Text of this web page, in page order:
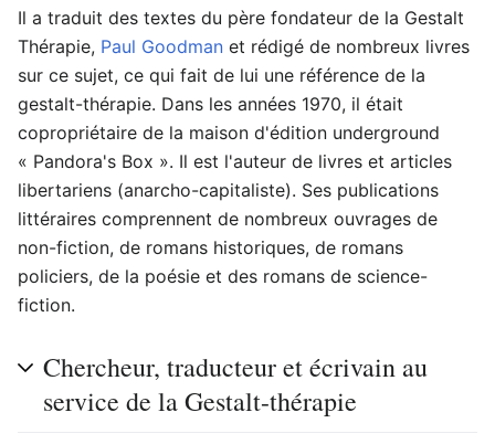
Il a traduit des textes du père fondateur de la Gestalt
Thérapie, Paul Goodman et rédigé de nombreux livres
sur ce sujet, ce qui fait de lui une référence de la
gestalt-thérapie. Dans les années 1970, il était
copropriétaire de la maison d'édition underground
« Pandora's Box ». Il est l'auteur de livres et articles
libertariens (anarcho-capitaliste). Ses publications
littéraires comprennent de nombreux ouvrages de
non-fiction, de romans historiques, de romans
policiers, de la poésie et des romans de science-
fiction.
Chercheur, traducteur et écrivain au
service de la Gestalt-thérapie